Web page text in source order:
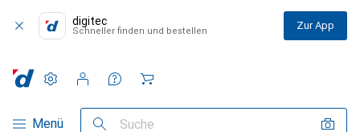
digitec
Schneller finden und bestellen Zur App
Navigation nach Kategorien
Menü Suche
Einstellungen
Kundenkonto
Vergleichslisten
Merklisten
Warenkorb